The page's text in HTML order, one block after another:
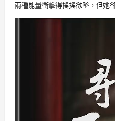
兩種能量衝擊得搖搖欲墜，但她